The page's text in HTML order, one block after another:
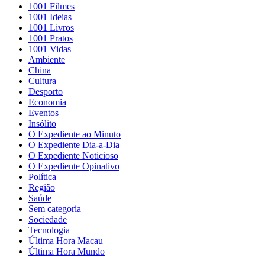
1001 Filmes
1001 Ideias
1001 Livros
1001 Pratos
1001 Vidas
Ambiente
China
Cultura
Desporto
Economia
Eventos
Insólito
O Expediente ao Minuto
O Expediente Dia-a-Dia
O Expediente Noticioso
O Expediente Opinativo
Política
Região
Saúde
Sem categoria
Sociedade
Tecnologia
Última Hora Macau
Última Hora Mundo